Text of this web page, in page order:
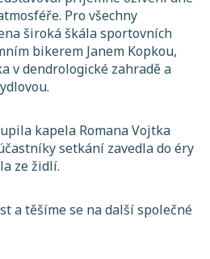
Pro všechny
široká škála sportovních
bikerem Janem Kopkou,
v dendrologické zahradě a
kapela Romana Vojtka
setkání zavedla do éry
ze židlí.
a těšíme se na další společné